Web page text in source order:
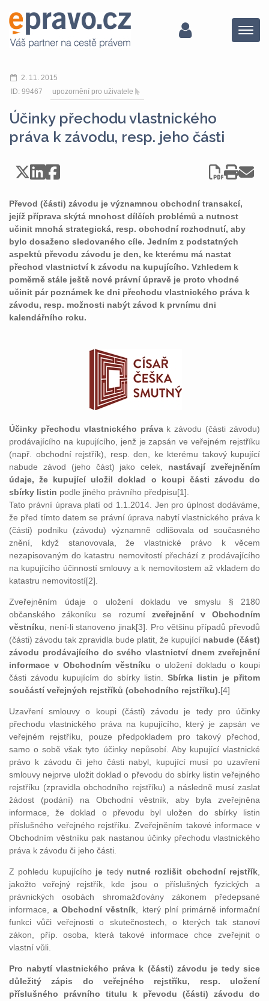
Menu
2. 11. 2015
ID: 99467
upozornění pro uživatele
Účinky přechodu vlastnického
práva k závodu, resp. jeho části
Převod (části) závodu je významnou obchodní transakcí,
jejíž příprava skýtá mnohost dílčích problémů a nutnost
učinit mnohá strategická, resp. obchodní rozhodnutí, aby
bylo dosaženo sledovaného cíle. Jedním z podstatných
aspektů převodu závodu je den, ke kterému má nastat
přechod vlastnictví k závodu na kupujícího. Vzhledem k
poměrně stále ještě nové právní úpravě je proto vhodné
učinit pár poznámek ke dni přechodu vlastnického práva k
závodu, resp. možnosti nabýt závod k prvnímu dni
kalendářního roku.
Účinky přechodu vlastnického právak závodu (části závodu)
prodávajícího na kupujícího, jenž je zapsán ve veřejném rejstříku
(např. obchodní rejstřík), resp. den, ke kterému takový kupující
nabude závod (jeho část) jako celek, nastávají zveřejněním
údaje, že kupující uložil doklad o koupi části závodu do
sbírky listin podle jiného právního předpisu[1].
Tato právní úprava platí od 1.1.2014. Jen pro úplnost dodáváme,
že před tímto datem se právní úprava nabytí vlastnického práva k
(části) podniku (závodu) významně odlišovala od současného
znění, když stanovovala, že vlastnické právo k věcem
nezapisovaným do katastru nemovitostí přechází z prodávajícího
na kupujícího účinností smlouvy a k nemovitostem až vkladem do
katastru nemovitostí[2].
Zveřejněním údaje o uložení dokladu ve smyslu § 2180
občanského zákoníku se rozumí zveřejnění v Obchodním
věstníku , není-li stanoveno jinak[3]. Pro většinu případů převodů
(části) závodu tak zpravidla bude platit, že kupující nabude (část)
závodu prodávajícího do svého vlastnictví dnem zveřejnění
informace v Obchodním věstníku o uložení dokladu o koupi
části závodu kupujícím do sbírky listin. Sbírka listin je přitom
součástí veřejných rejstříků (obchodního rejstříku).[4]
Uzavření smlouvy o koupi (části) závodu je tedy pro účinky
přechodu vlastnického práva na kupujícího, který je zapsán ve
veřejném rejstříku, pouze předpokladem pro takový přechod,
samo o sobě však tyto účinky nepůsobí. Aby kupující vlastnické
právo k závodu či jeho části nabyl, kupující musí po uzavření
smlouvy nejprve uložit doklad o převodu do sbírky listin veřejného
rejstříku (zpravidla obchodního rejstříku) a následně musí zaslat
žádost (podání) na Obchodní věstník, aby byla zveřejněna
informace, že doklad o převodu byl uložen do sbírky listin
příslušného veřejného rejstříku. Zveřejněním takové informace v
Obchodním věstníku pak nastanou účinky přechodu vlastnického
práva k závodu či jeho části.
Z pohledu kupujícího je tedy nutné rozlišit obchodní rejstřík
jakožto veřejný rejstřík, kde jsou o příslušných fyzických a
právnických osobách shromažďovány zákonem předepsané
informace,a Obchodní věstník , který plní primárně informační
funkci vůči veřejnosti o skutečnostech, o kterých tak stanoví
zákon, příp. osoba, která takové informace chce zveřejnit o
vlastní vůli.
Pro nabytí vlastnického práva k (části) závodu je tedy sice
důležitý zápis do veřejného rejstříku, resp. uložení
příslušného právního titulu k převodu (části) závodu do